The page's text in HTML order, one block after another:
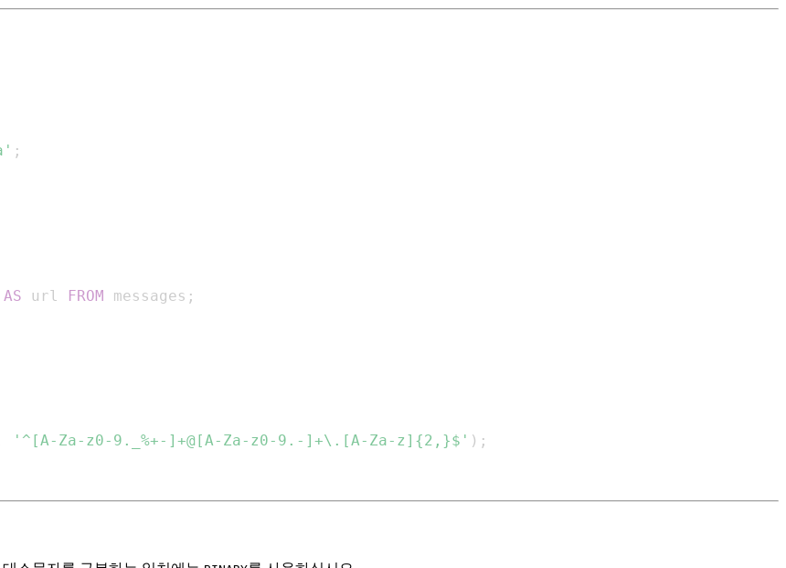
;
AS url FROM messages ;
'^[A-Za-z0-9._%+-]+@[A-Za-z0-9.-]+\.[A-Za-z]{2,}$' ) ;